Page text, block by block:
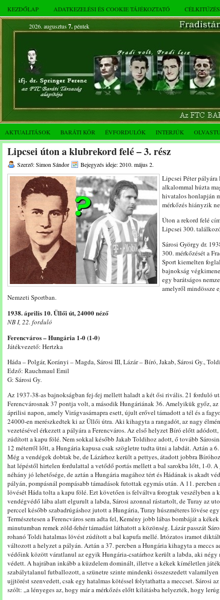
KEZDŐLAP ADATKEZELÉSI ÉS COOKIE TÁJÉKOZTATÓ
2026. augusztus 7.péntek
AKTUALITÁSOK BARÁTI KÖR ÉVFORDULÓK INTERJÚK
Lipcsei úton a klubrekord felé – 3. rész
Szerző: Simon Sándor Bejegyzés ideje: 2010. május 2.
Lipcsei Péter
alkalommal húzta
hivatalos honlapján
mérkőzés hiányzik
Úton a rekord felé
Lipcsei 300.
Sárosi György dr.
300. mérkőzését a
Sport kiemelten
bajnokság
egy barátságos
amelyről mindössze
Nemzeti Sportban.
1938. április 10. Üllői út, 24000 néző
NB I, 22. forduló
Ferencváros – Hungária 1-0 (1-0)
Játékvezető: Hertzka
Háda – Polgár, Korányi – Magda, Sárosi III, Lázár – Bíró, Jakab, Sárosi Gy.,
Edző: Rauchmaul Emil
G: Sárosi Gy.
Az 1937-38-as bajnokságban fej-fej mellett haladt a két ősi rivális. 21 forduló
Ferencvárosnak 37 pontja volt, a második Hungáriának 36. Amelyikük győz,
áprilisi napon, amely Virágvasárnapra esett, újult erővel támadott a tél és a
24000-en merészkedtek ki az Üllői útra. Aki kihagyta a rangadót, az nagy
vezetésével érkezett a pályára a Ferencváros. Az első helyzet Bíró előtt
zúdított a kapu fölé. Nem sokkal később Jakab Toldihoz adott, ő tovább
12 méterről lőtt, a Hungária kapusa csak szögletre tudta ütni a labdát. Aztán a
Még a vendégek dobtak be, de Lázárhoz került a pettyes, átadott jobbra
hat lépéstől hirtelen fordulattal a vetődő portás mellett a bal sarokba lőtt, 1-0.
néhány jó lehetősége, de aztán a Hungária magához tért és Hádának is akadt
pályán, pompásnál pompásabb támadások futottak egymás után. A 11. percben
lövését Háda tolta a kapu fölé. Ezt követően is felváltva forogtak veszélyben a
vendégvédő lába alatt elgurult a labda, Sárosi azonnal rástartolt, de Turay az
perccel később szabadrúgáshoz jutott a Hungária, Turay húszméteres lövése
Természetesen a Ferencváros sem adta fel, Kemény jobb lábas bombáját a
minutumban remek zöld-fehér támadást láthatott a közönség. Lázár passzát
rohanó Toldi hatalmas lövést zúdított a bal kapufa mellé. Irtózatos iramot
változott a helyzet a pályán. Aztán a 37. percben a Hungária kihagyta a meccs
védőink között váratlanul az egyik Hungária-csatárhoz került a labda, aki
védett. A hajrában inkább a küzdelem dominált, illetve a kékek kíméletlen
szabálytalanul futballozott, a szünetre szinte mindenki összeszedett valamilyen
ujjtörést szenvedett, csak egy hatalmas kötéssel folytathatta a meccset. Sárosi
szólt: „a lényeges az, hogy már a mérkőzés előtt kilátásba helyezték, hogy